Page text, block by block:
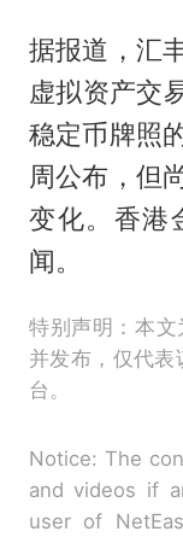
据报道，汇
虚拟资产交
稳定币牌照
周公布，但
变化。香港
闻。
特别声明：本文
并发布，仅代
台。
Notice: The
and videos if
user of